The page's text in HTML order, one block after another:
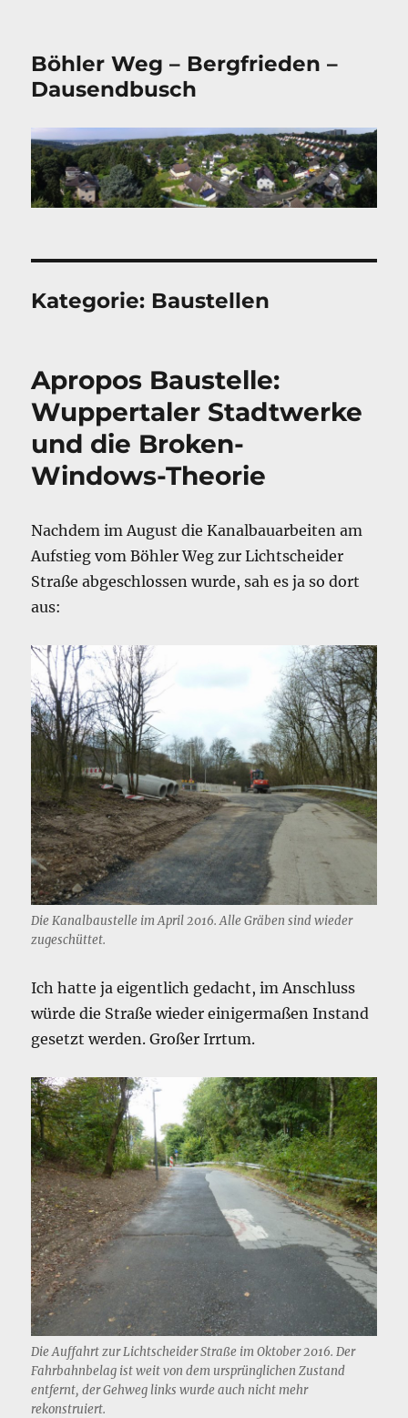
Böhler Weg – Bergfrieden –
Dausendbusch
Kategorie: Baustellen
Apropos Baustelle:
Wuppertaler Stadtwerke
und die Broken-
Windows-Theorie
Nachdem im August die Kanalbauarbeiten am
Aufstieg vom Böhler Weg zur Lichtscheider
Straße abgeschlossen wurde, sah es ja so dort
aus:
Die Kanalbaustelle im April 2016. Alle Gräben sind wieder
zugeschüttet.
Ich hatte ja eigentlich gedacht, im Anschluss
würde die Straße wieder einigermaßen Instand
gesetzt werden. Großer Irrtum.
Die Auffahrt zur Lichtscheider Straße im Oktober 2016. Der
Fahrbahnbelag ist weit von dem ursprünglichen Zustand
entfernt, der Gehweg links wurde auch nicht mehr
rekonstruiert.